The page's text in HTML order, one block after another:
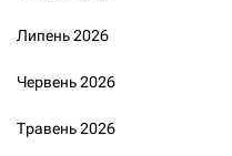
Липень 2026
Червень 2026
Травень 2026